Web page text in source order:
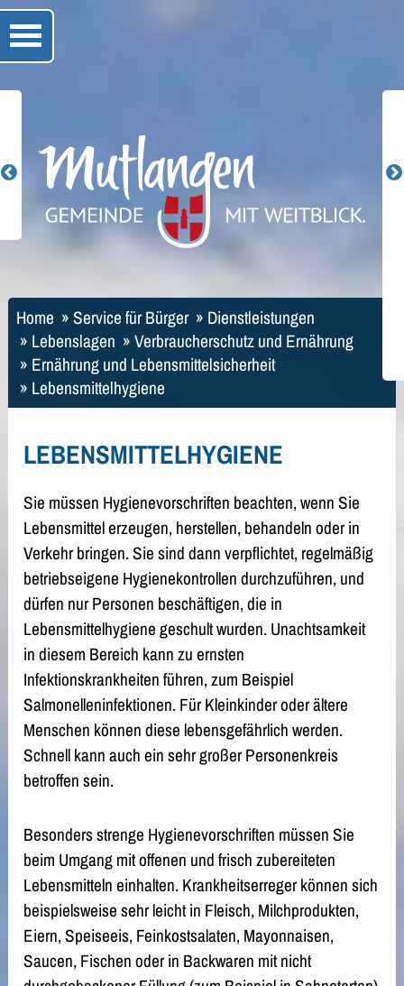
Home »Service für Bürger» Dienstleistungen
» Lebenslagen »Verbraucherschutz und Ernährung
» Ernährung und Lebensmittelsicherheit
» Lebensmittelhygiene
LEBENSMITTELHYGIENE
Sie müssen Hygienevorschriften beachten, wenn Sie
Lebensmittel erzeugen, herstellen, behandeln oder in
Verkehr bringen. Sie sind dann verpflichtet, regelmäßig
betriebseigene Hygienekontrollen durchzuführen, und
dürfen nur Personen beschäftigen, die in
Lebensmittelhygiene geschult wurden.Unachtsamkeit
in diesem Bereich kann zu ernsten
Infektionskrankheiten führen, zum Beispiel
Salmonelleninfektionen. Für Kleinkinder oder ältere
Menschen können diese lebensgefährlich werden.
Schnell kann auch ein sehr großer Personenkreis
betroffen sein.
Besonders strenge Hygienevorschriften müssen Sie
beim Umgang mit offenen und frisch zubereiteten
Lebensmitteln einhalten. Krankheitserreger können sich
beispielsweise sehr leicht in Fleisch, Milchprodukten,
Eiern, Speiseeis, Feinkostsalaten, Mayonnaisen,
Saucen, Fischen oder in Backwaren mit nicht